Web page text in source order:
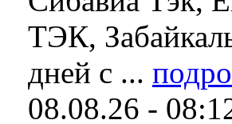
ТЭК,
дней с ...
08.08.26 -